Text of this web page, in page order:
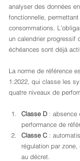
analyser des données
fonctionnelle,
consommations.
un calendrier progressif
échéances sont déjà
La norme de référence
1:2022, qui classe les
quatre niveaux de
Classe D : absence
performance de
Classe C :
régulation par
au décret.